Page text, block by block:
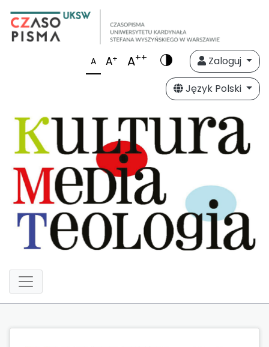
A A+ A++
Zaloguj
Język Polski